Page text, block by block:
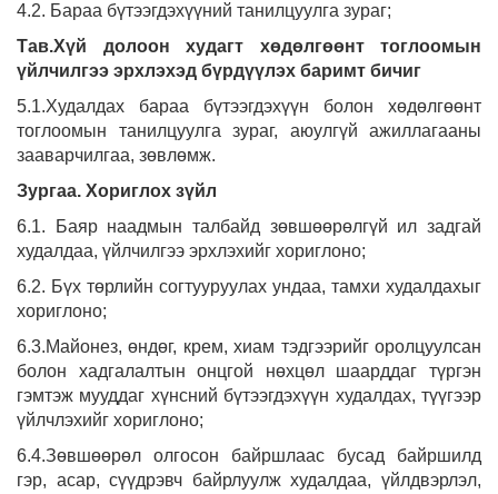
4.2. Бараа бүтээгдэхүүний танилцуулга зураг;
Тав.Хүй долоон худагт хөдөлгөөнт тоглоомын
үйлчилгээ эрхлэхэд бүрдүүлэх баримт бичиг
5.1.Худалдах бараа бүтээгдэхүүн болон хөдөлгөөнт
тоглоомын танилцуулга зураг, аюулгүй ажиллагааны
зааварчилгаа, зөвлөмж.
Зургаа. Хориглох зүйл
6.1. Баяр наадмын талбайд зөвшөөрөлгүй ил задгай
худалдаа, үйлчилгээ эрхлэхийг хориглоно;
6.2. Бүх төрлийн согтууруулах ундаа, тамхи худалдахыг
хориглоно;
6.3.Майонез, өндөг, крем, хиам тэдгээрийг оролцуулсан
болон хадгалалтын онцгой нөхцөл шаарддаг түргэн
гэмтэж мууддаг хүнсний бүтээгдэхүүн худалдах, түүгээр
үйлчлэхийг хориглоно;
6.4.Зөвшөөрөл олгосон байршлаас бусад байршилд
гэр, асар, сүүдрэвч байрлуулж худалдаа, үйлдвэрлэл,